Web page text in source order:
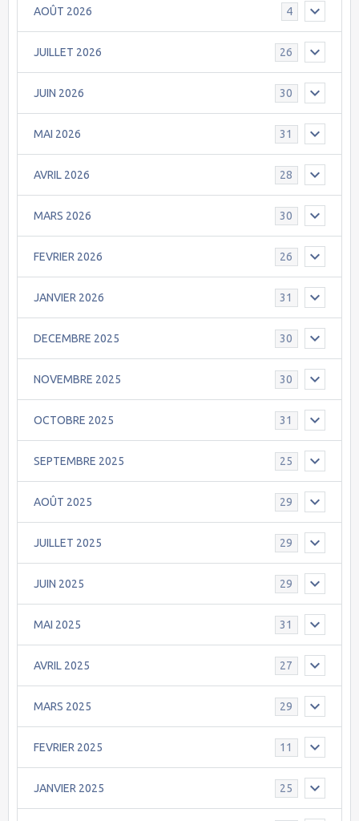
AOÛT 2026 4
JUILLET 2026 26
JUIN 2026 30
MAI 2026 31
AVRIL 2026 28
MARS 2026 30
FEVRIER 2026 26
JANVIER 2026 31
DECEMBRE 2025 30
NOVEMBRE 2025 30
OCTOBRE 2025 31
SEPTEMBRE 2025 25
AOÛT 2025 29
JUILLET 2025 29
JUIN 2025 29
MAI 2025 31
AVRIL 2025 27
MARS 2025 29
FEVRIER 2025 11
JANVIER 2025 25